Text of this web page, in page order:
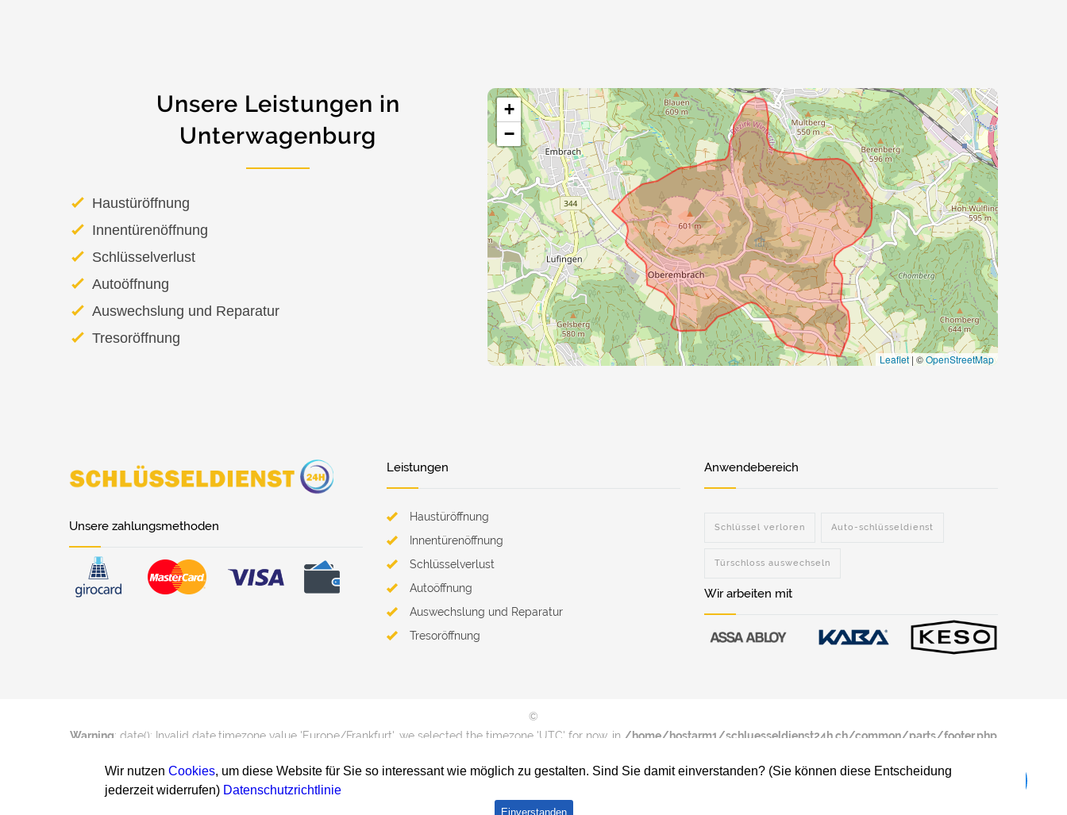
Unsere Leistungen in
Unterwagenburg
Haustüröffnung
Innentürenöffnung
Schlüsselverlust
Autoöffnung
Auswechslung und Reparatur
Tresoröffnung
+
−
Leaflet | ©OpenStreetMap
Unsere zahlungsmethoden
Leistungen
Haustüröffnung
Innentürenöffnung
Schlüsselverlust
Autoöffnung
Auswechslung und Reparatur
Tresoröffnung
Anwendebereich
Schlüssel verloren Auto-schlüsseldienst
Türschloss auswechseln
Wir arbeiten mit
©
Warning: date(): Invalid date.timezone value 'Europe/Frankfurt', we selected the timezone 'UTC' for now. in /home/hostarm1/schluesseldienst24h.ch/common/parts/footer.php
Warning: date(): Invalid date.timezone value 'Europe/Frankfurt', we selected the timezone 'UTC' for now. in
on line74
Wir nutzen Cookies, um diese Website für Sie so interessant wie möglich zu gestalten. Sind Sie damit einverstanden? (Sie können diese Entscheidung
jederzeit widerrufen) Datenschutzrichtlinie
Einverstanden